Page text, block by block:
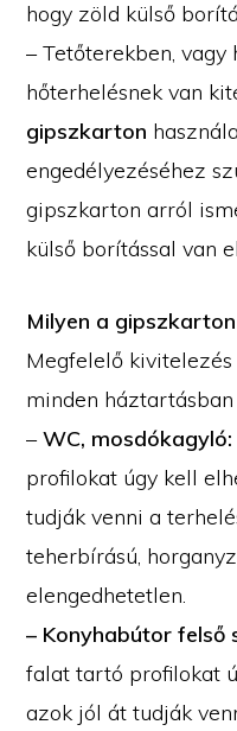
hogy zöld külső
– Tetőterekben,
hőterhelésnek van
gipszkarton
engedélyezéséhez
gipszkarton arról
külső borítással van
Milyen a
Megfelelő
minden
–WC, mosdókagyló:
profilokat úgy kell
tudják venni a
teherbírású,
elengedhetetlen.
– Konyhabútor felső
falat tartó profilokat
azok jól át tudják